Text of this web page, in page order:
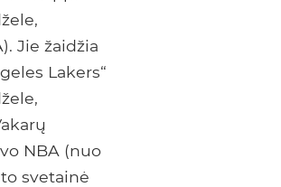
Jie žaidžia
Lakers“
NBA (nuo
svetainė